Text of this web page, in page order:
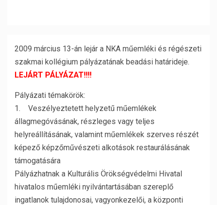
2009 március 13-án lejár a NKA műemléki és régészeti
szakmai kollégium pályázatának beadási határideje.
LEJÁRT PÁLYÁZAT!!!!
Pályázati témakörök:
1. Veszélyeztetett helyzetű műemlékek
állagmegóvásának, részleges vagy teljes
helyreállításának, valamint műemlékek szerves részét
képező képzőművészeti alkotások restaurálásának
támogatására
Pályázhatnak a Kulturális Örökségvédelmi Hivatal
hivatalos műemléki nyilvántartásában szereplő
ingatlanok tulajdonosai, vagyonkezelői, a központi